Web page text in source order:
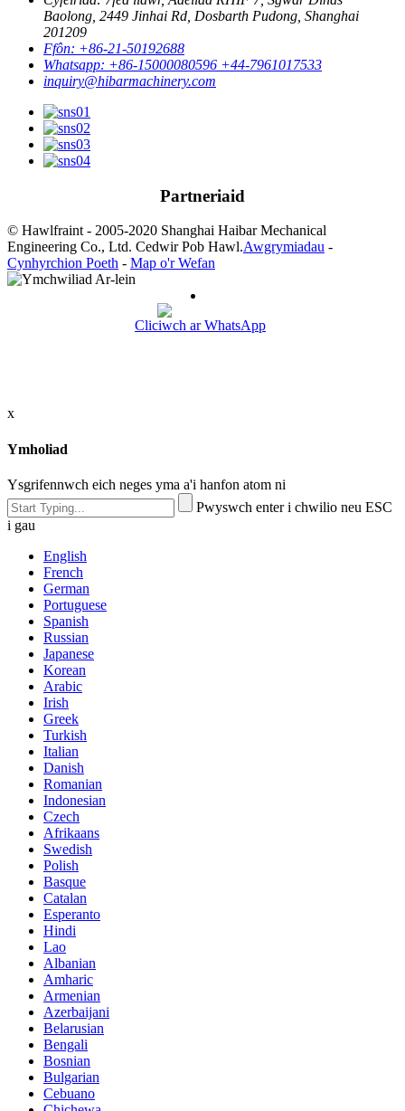
Baolong, 2449 Jinhai Rd, Dosbarth Pudong, Shanghai
201209
Ffôn: +86-21-50192688
Whatsapp: +86-15000080596 +44-7961017533
inquiry@hibarmachinery.com
Partneriaid
© Hawlfraint - 2005-2020 Shanghai Haibar Mechanical
Engineering Co., Ltd. Cedwir Pob Hawl.Awgrymiadau -
Cynhyrchion Poeth - Map o'r Wefan
Cliciwch ar WhatsApp
x
Ymholiad
Ysgrifennwch eich neges yma a'i hanfon atom ni
Pwyswch enter i chwilio neu ESC
i gau
English
French
German
Portuguese
Spanish
Russian
Japanese
Korean
Arabic
Irish
Greek
Turkish
Italian
Danish
Romanian
Indonesian
Czech
Afrikaans
Swedish
Polish
Basque
Catalan
Esperanto
Hindi
Lao
Albanian
Amharic
Armenian
Azerbaijani
Belarusian
Bengali
Bosnian
Bulgarian
Cebuano